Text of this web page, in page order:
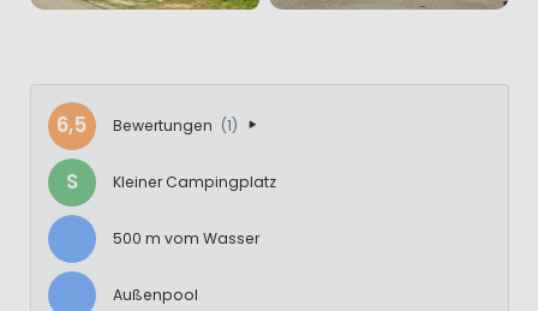
6,5 Bewertungen (1)
S Kleiner Campingplatz
500 m vom Wasser
Außenpool